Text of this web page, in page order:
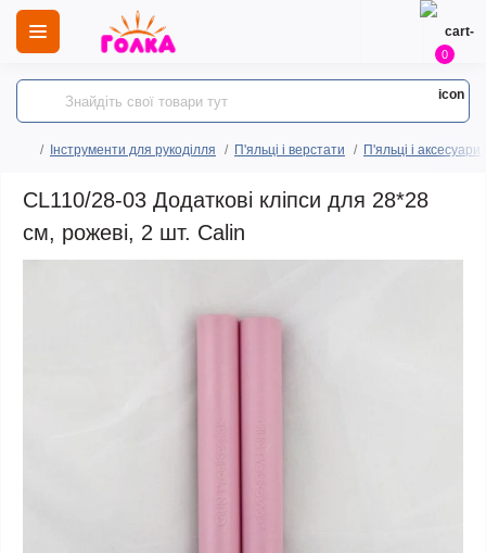
0
Інструменти для рукоділля П'яльці і верстати П'яльці і аксесуари
CL110/28-03 Додаткові кліпси для 28*28
см, рожеві, 2 шт. Calin